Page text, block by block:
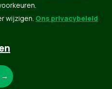
wijzigen. Ons privacybeleid